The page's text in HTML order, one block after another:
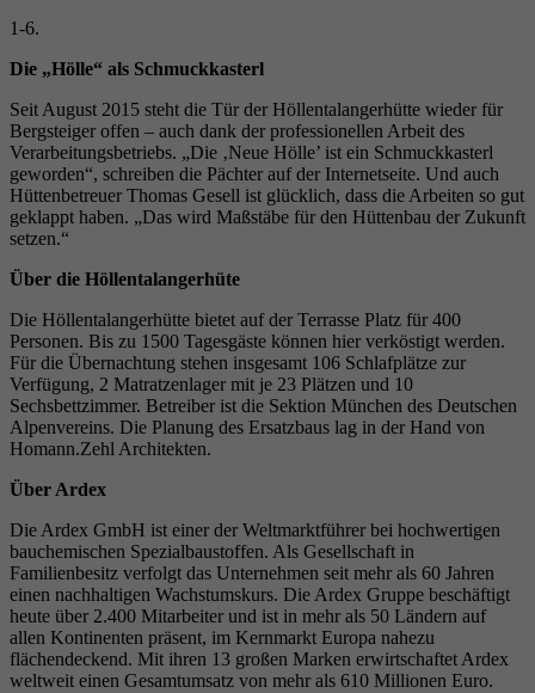
1-6.
Die „Hölle“ als Schmuckkasterl
Seit August 2015 steht die Tür der Höllentalangerhütte wieder für
Bergsteiger offen – auch dank der professionellen Arbeit des
Verarbeitungsbetriebs. „Die ‚Neue Hölle’ ist ein Schmuckkasterl
geworden“, schreiben die Pächter auf der Internetseite. Und auch
Hüttenbetreuer Thomas Gesell ist glücklich, dass die Arbeiten so gut
geklappt haben. „Das wird Maßstäbe für den Hüttenbau der Zukunft
setzen.“
Über die Höllentalangerhüte
Die Höllentalangerhütte bietet auf der Terrasse Platz für 400
Personen. Bis zu 1500 Tagesgäste können hier verköstigt werden.
Für die Übernachtung stehen insgesamt 106 Schlafplätze zur
Verfügung, 2 Matratzenlager mit je 23 Plätzen und 10
Sechsbettzimmer. Betreiber ist die Sektion München des Deutschen
Alpenvereins. Die Planung des Ersatzbaus lag in der Hand von
Homann.Zehl Architekten.
Über Ardex
Die Ardex GmbH ist einer der Weltmarktführer bei hochwertigen
bauchemischen Spezialbaustoffen. Als Gesellschaft in
Familienbesitz verfolgt das Unternehmen seit mehr als 60 Jahren
einen nachhaltigen Wachstumskurs. Die Ardex Gruppe beschäftigt
heute über 2.400 Mitarbeiter und ist in mehr als 50 Ländern auf
allen Kontinenten präsent, im Kernmarkt Europa nahezu
flächendeckend. Mit ihren 13 großen Marken erwirtschaftet Ardex
weltweit einen Gesamtumsatz von mehr als 610 Millionen Euro.